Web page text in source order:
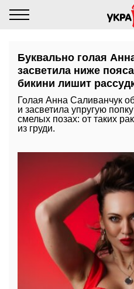
Буквально голая
засветила ниже
бикини лишит
Голая Анна Саливанчук
и засветила упругую
смелых позах: от таких
из груди.